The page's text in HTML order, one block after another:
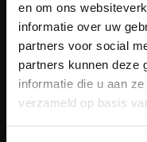
en om ons
informatie over uw
partners voor social
partners kunnen deze
informatie die u aan
verzameld op basis